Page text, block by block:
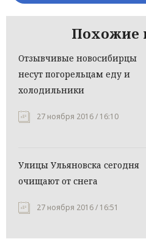
Похожие
Отзывчивые новосибирцы
несут погорельцам еду и
холодильники
27 ноября 2016 / 16:10
Улицы Ульяновска сегодня
очищают от снега
27 ноября 2016 / 16:51